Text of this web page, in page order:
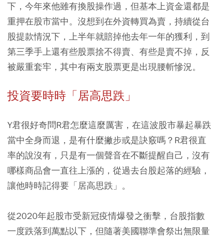
下，今年來他雖有換股操作過，但基本上資金還都是
重押在股市當中。沒想到在外資轉買為賣，持續從台
股提款情況下，上半年就賠掉他去年一年的獲利，到
第三季手上還有些股票捨不得賣、有些是賣不掉，反
被嚴重套牢，其中有兩支股票更是出現腰斬慘況。
投資要時時「居高思跌」
Y君很好奇問R君怎麼這麼厲害，在這波股市暴起暴跌
當中全身而退，是有什麼撇步或是訣竅嗎？R君很直
率的說沒有，只是有一個聲音在不斷提醒自己，沒有
哪樣商品會一直往上漲的，從過去台股起落的經驗，
讓他時時記得要「居高思跌」。
從2020年起股市受新冠疫情爆發之衝擊，台股指數
一度跌落到萬點以下，但隨著美國聯準會祭出無限量